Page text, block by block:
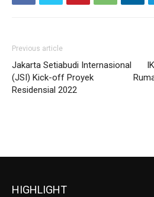
Previous article
Jakarta Setiabudi Internasional
(JSI) Kick-off Proyek
Residensial 2022
HIGHLIGHT